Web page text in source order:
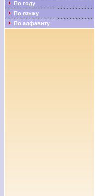
По году
По языку
По алфавиту